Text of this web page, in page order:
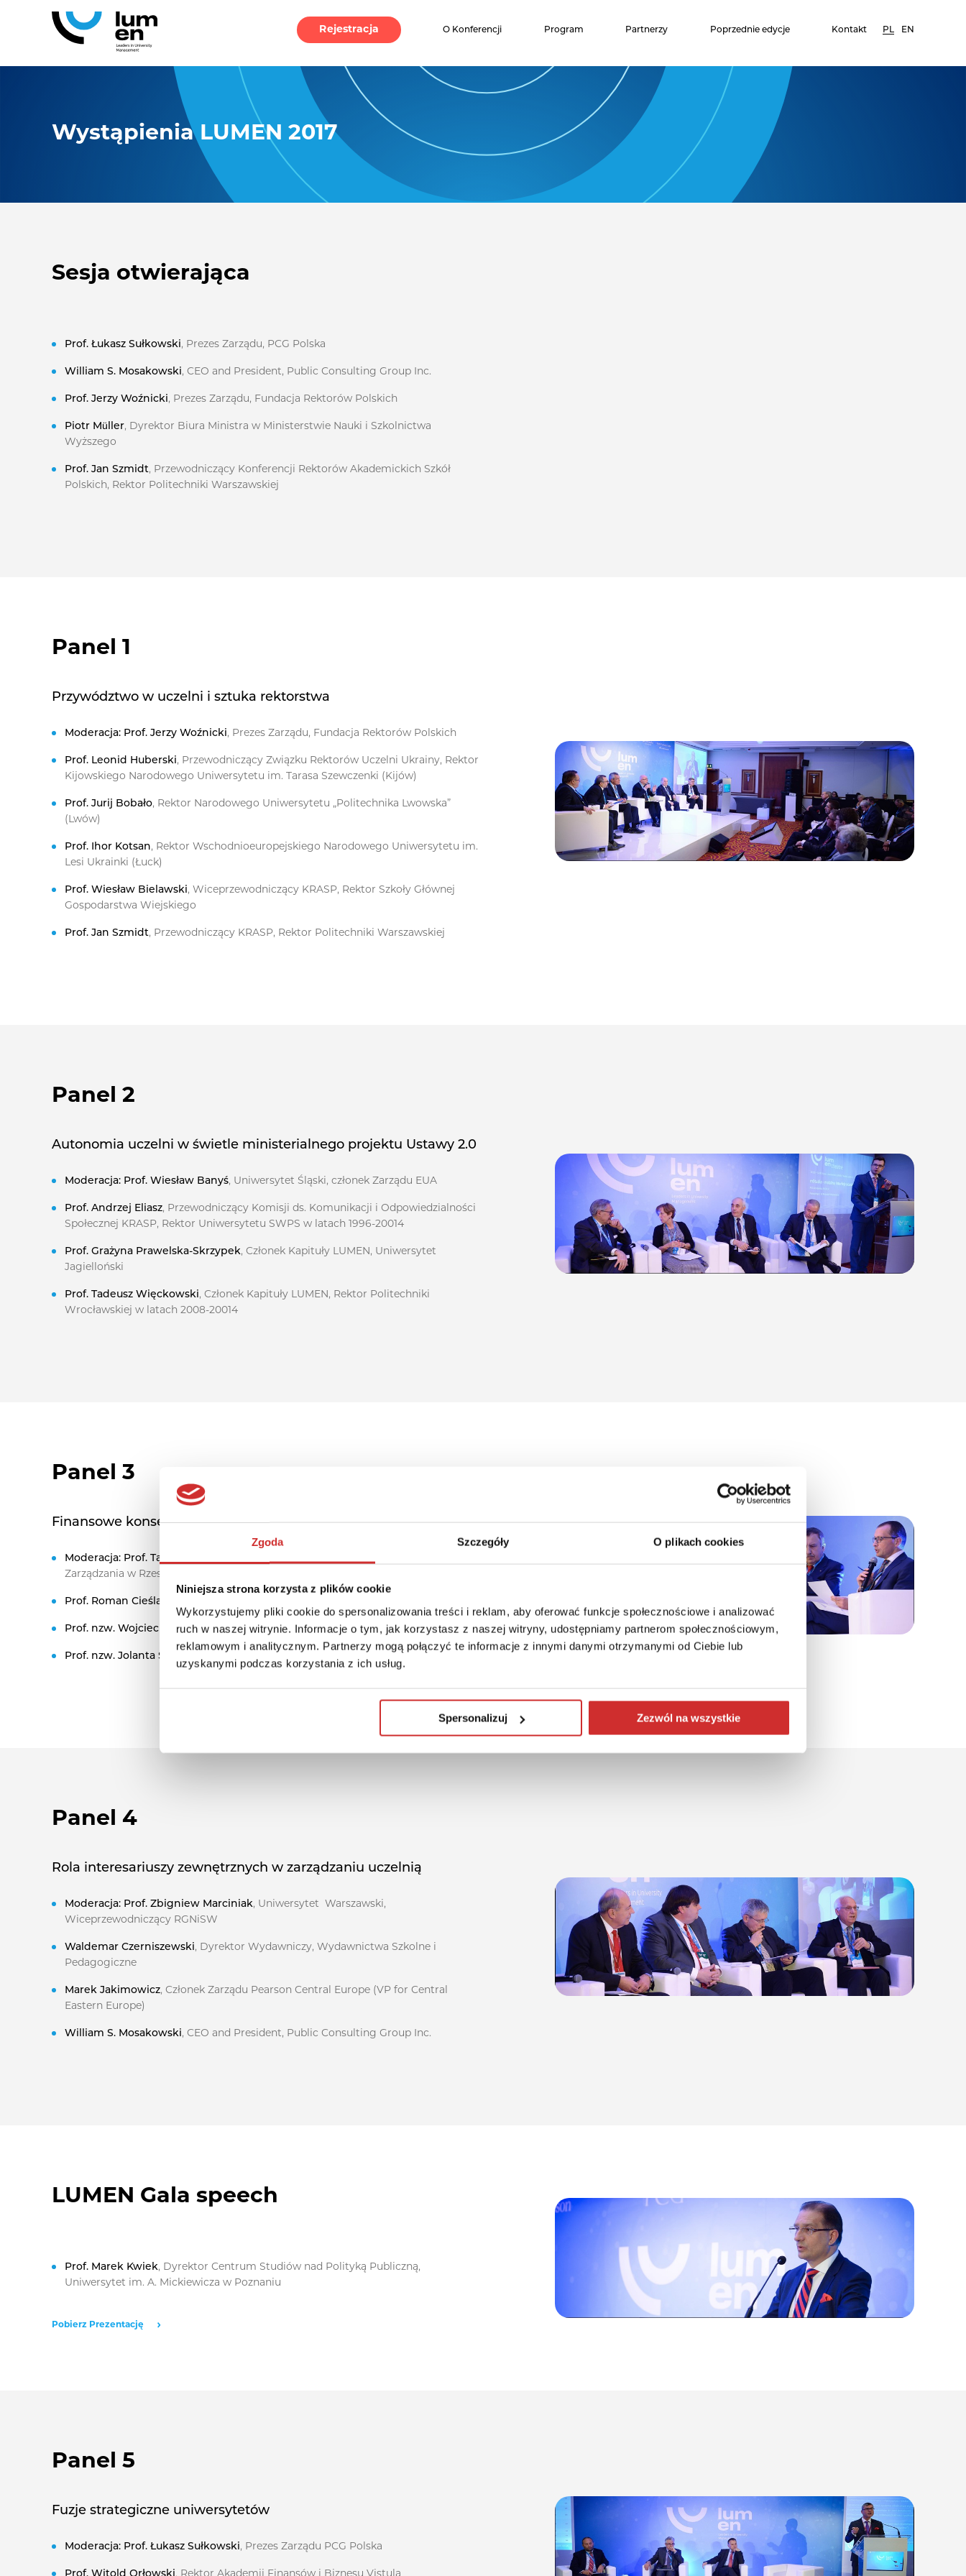
Zgoda Szczegóły O plikach cookies
Niniejsza strona korzysta z plików cookie
Wykorzystujemy pliki cookie do spersonalizowania treści i reklam, aby oferować funkcje społecznościowe i analizować
ruch w naszej witrynie. Informacje o tym, jak korzystasz z naszej witryny, udostępniamy partnerom społecznościowym,
reklamowym i analitycznym. Partnerzy mogą połączyć te informacje z innymi danymi otrzymanymi od Ciebie lub
uzyskanymi podczas korzystania z ich usług.
Spersonalizuj Zezwól na wszystkie
Rejestracja O Konferencji Program Partnerzy Poprzednie edycje Kontakt
Wystąpienia LUMEN 2017
Sesja otwierająca
Prof. Łukasz Sułkowski, Prezes Zarządu, PCG Polska
William S. Mosakowski, CEO and President, Public Consulting Group Inc.
Prof. Jerzy Woźnicki, Prezes Zarządu, Fundacja Rektorów Polskich
Piotr Müller, Dyrektor Biura Ministra w Ministerstwie Nauki i Szkolnictwa
Wyższego
Prof. Jan Szmidt, Przewodniczący Konferencji Rektorów Akademickich Szkół
Polskich, Rektor Politechniki Warszawskiej
Panel 1
Przywództwo w uczelni i sztuka rektorstwa
Moderacja: Prof. Jerzy Woźnicki, Prezes Zarządu, Fundacja Rektorów Polskich
Prof. Leonid Huberski, Przewodniczący Związku Rektorów Uczelni Ukrainy, Rektor
Kijowskiego Narodowego Uniwersytetu im. Tarasa Szewczenki (Kijów)
Prof. Jurij Bobało, Rektor Narodowego Uniwersytetu „Politechnika Lwowska”
(Lwów)
Prof. Ihor Kotsan, Rektor Wschodnioeuropejskiego Narodowego Uniwersytetu im.
Lesi Ukrainki (Łuck)
Prof. Wiesław Bielawski, Wiceprzewodniczący KRASP, Rektor Szkoły Głównej
Gospodarstwa Wiejskiego
Prof. Jan Szmidt, Przewodniczący KRASP, Rektor Politechniki Warszawskiej
Panel 2
Autonomia uczelni w świetle ministerialnego projektu Ustawy 2.0
Moderacja: Prof. Wiesław Banyś, Uniwersytet Śląski, członek Zarządu EUA
Prof. Andrzej Eliasz, Przewodniczący Komisji ds. Komunikacji i Odpowiedzialności
Społecznej KRASP, Rektor Uniwersytetu SWPS w latach 1996-20014
Prof. Grażyna Prawelska-Skrzypek, Członek Kapituły LUMEN, Uniwersytet
Jagielloński
Prof. Tadeusz Więckowski, Członek Kapituły LUMEN, Rektor Politechniki
Wrocławskiej w latach 2008-20014
Panel 3
Finansowe konsekwencje Ustawy 2.0
Moderacja: Prof. Tadeusz Pomianek
, Prezydent Wyższej Szkoły Informatyki i
Zarządzania w Rzeszowie
Prof. Roman Cieślak
Prof. nzw. Wojciech Misiąg, Wyższa Szkoła Informatyki i Zarządzania w Rzeszowie
Prof. nzw. Jolanta Szołno-Koguc , Uniwersytet Marii Curie-Skłodowskiej w Lublinie
Panel 4
Rola interesariuszy zewnętrznych w zarządzaniu uczelnią
Moderacja: Prof. Zbigniew Marciniak, Uniwersytet Warszawski,
Wiceprzewodniczący RGNiSW
Waldemar Czerniszewski, Dyrektor Wydawniczy, Wydawnictwa Szkolne i
Pedagogiczne
Marek Jakimowicz, Członek Zarządu Pearson Central Europe (VP for Central
Eastern Europe)
William S. Mosakowski, CEO and President, Public Consulting Group Inc.
LUMEN Gala speech
Prof. Marek Kwiek, Dyrektor Centrum Studiów nad Polityką Publiczną,
Uniwersytet im. A. Mickiewicza w Poznaniu
Pobierz Prezentację
Panel 5
Fuzje strategiczne uniwersytetów
Moderacja: Prof. Łukasz Sułkowski, Prezes Zarządu PCG Polska